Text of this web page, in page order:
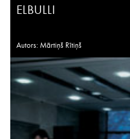
ELBULLI
Autors: Mārtiņš Rītiņš